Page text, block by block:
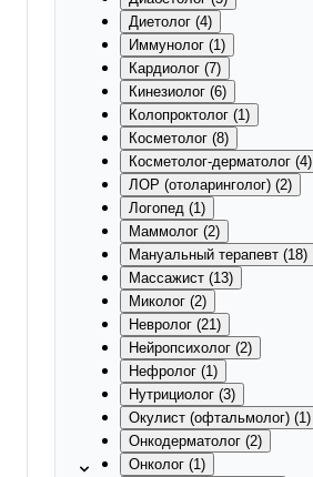
Диетолог (4)
Иммунолог (1)
Кардиолог (7)
Кинезиолог (6)
Колопроктолог (1)
Косметолог (8)
Косметолог-дерматолог (4)
ЛОР (отоларинголог) (2)
Логопед (1)
Маммолог (2)
Мануальный терапевт (18)
Массажист (13)
Миколог (2)
Невролог (21)
Нейропсихолог (2)
Нефролог (1)
Нутрициолог (3)
Окулист (офтальмолог) (1)
Онкодерматолог (2)
Онколог (1)